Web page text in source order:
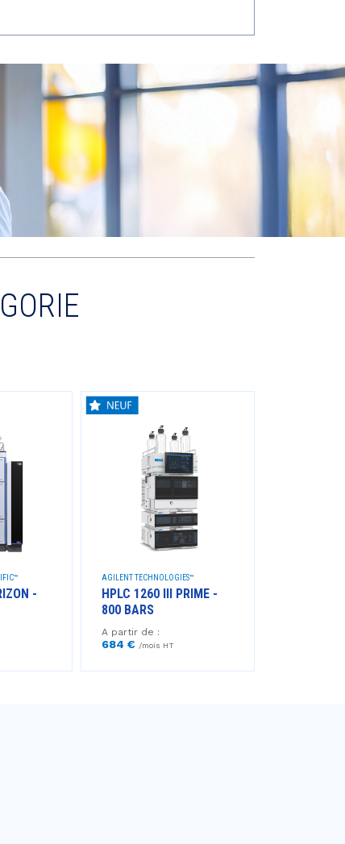
-
AGILENT TECHNOLOGIES™
HPLC 1260 III PRIME -
800 BARS
A partir de :
684 € /mois HT